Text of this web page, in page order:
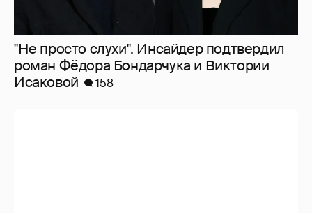
"Не просто слухи". Инсайдер подтвердил
роман Фёдора Бондарчука и Виктории
Исаковой
158